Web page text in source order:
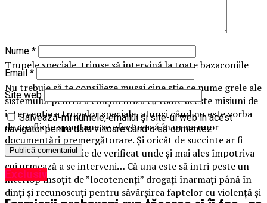
Trupele speciale, trimse să intervină la toate bazaconiile
Nu trebuie să te consilieze musai cine știe ce nume grele ale
sistemului pentru a conștientiza că toate aceste misiuni de
intervenție a trupelor speciale, atunci când nu este vorba
de conflicte spontane se efectuează în urma unor
documentări premergătorare. Și oricât de succinte ar fi
acestea, tot trebuie de verificat unde și mai ales împotriva
cui urmează a se interveni… Că una este să intri peste un
interlop însoțit de ”locotenenți” drogați înarmați până în
dinți și recunoscuți pentru săvârșirea faptelor cu violență și
Nume *
Email *
Site web
Salvează-mi numele, emailul și site-ul web în acest
navigator pentru data viitoare când o să comentez.
Exclusiv